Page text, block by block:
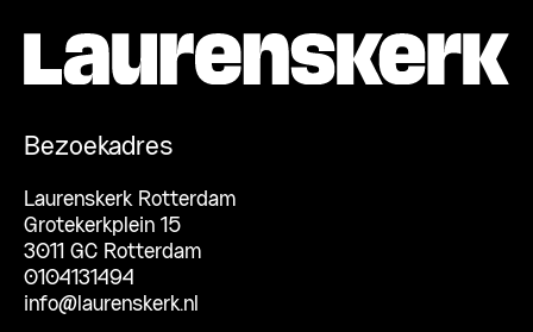
Bezoekadres
Laurenskerk Rotterdam
Grotekerkplein 15
3011 GC Rotterdam
0104131494
info@laurenskerk.nl